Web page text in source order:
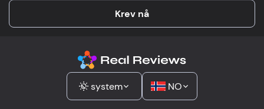
Krev nå
system NO